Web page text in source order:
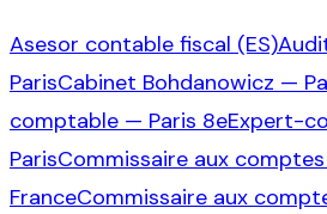
Asesor contable fiscal (ES)
ParisCabinet Bohdanowicz —
comptable — Paris 8eExpert-
ParisCommissaire aux
FranceCommissaire aux